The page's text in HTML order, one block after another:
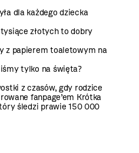
dla każdego dziecka
złotych to dobry
z papierem toaletowym na
tylko na święta?
z czasów, gdy rodzice
fanpage’em Krótka
śledzi prawie 150 000